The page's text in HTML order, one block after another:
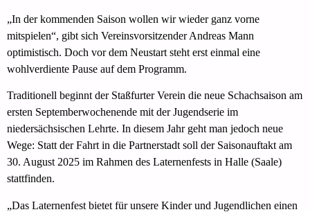
„In der kommenden Saison wollen wir wieder ganz vorne
mitspielen“, gibt sich Vereinsvorsitzender Andreas Mann
optimistisch. Doch vor dem Neustart steht erst einmal eine
wohlverdiente Pause auf dem Programm.
Traditionell beginnt der Staßfurter Verein die neue Schachsaison am
ersten Septemberwochenende mit der Jugendserie im
niedersächsischen Lehrte. In diesem Jahr geht man jedoch neue
Wege: Statt der Fahrt in die Partnerstadt soll der Saisonauftakt am
30. August 2025 im Rahmen des Laternenfests in Halle (Saale)
stattfinden.
„Das Laternenfest bietet für unsere Kinder und Jugendlichen einen